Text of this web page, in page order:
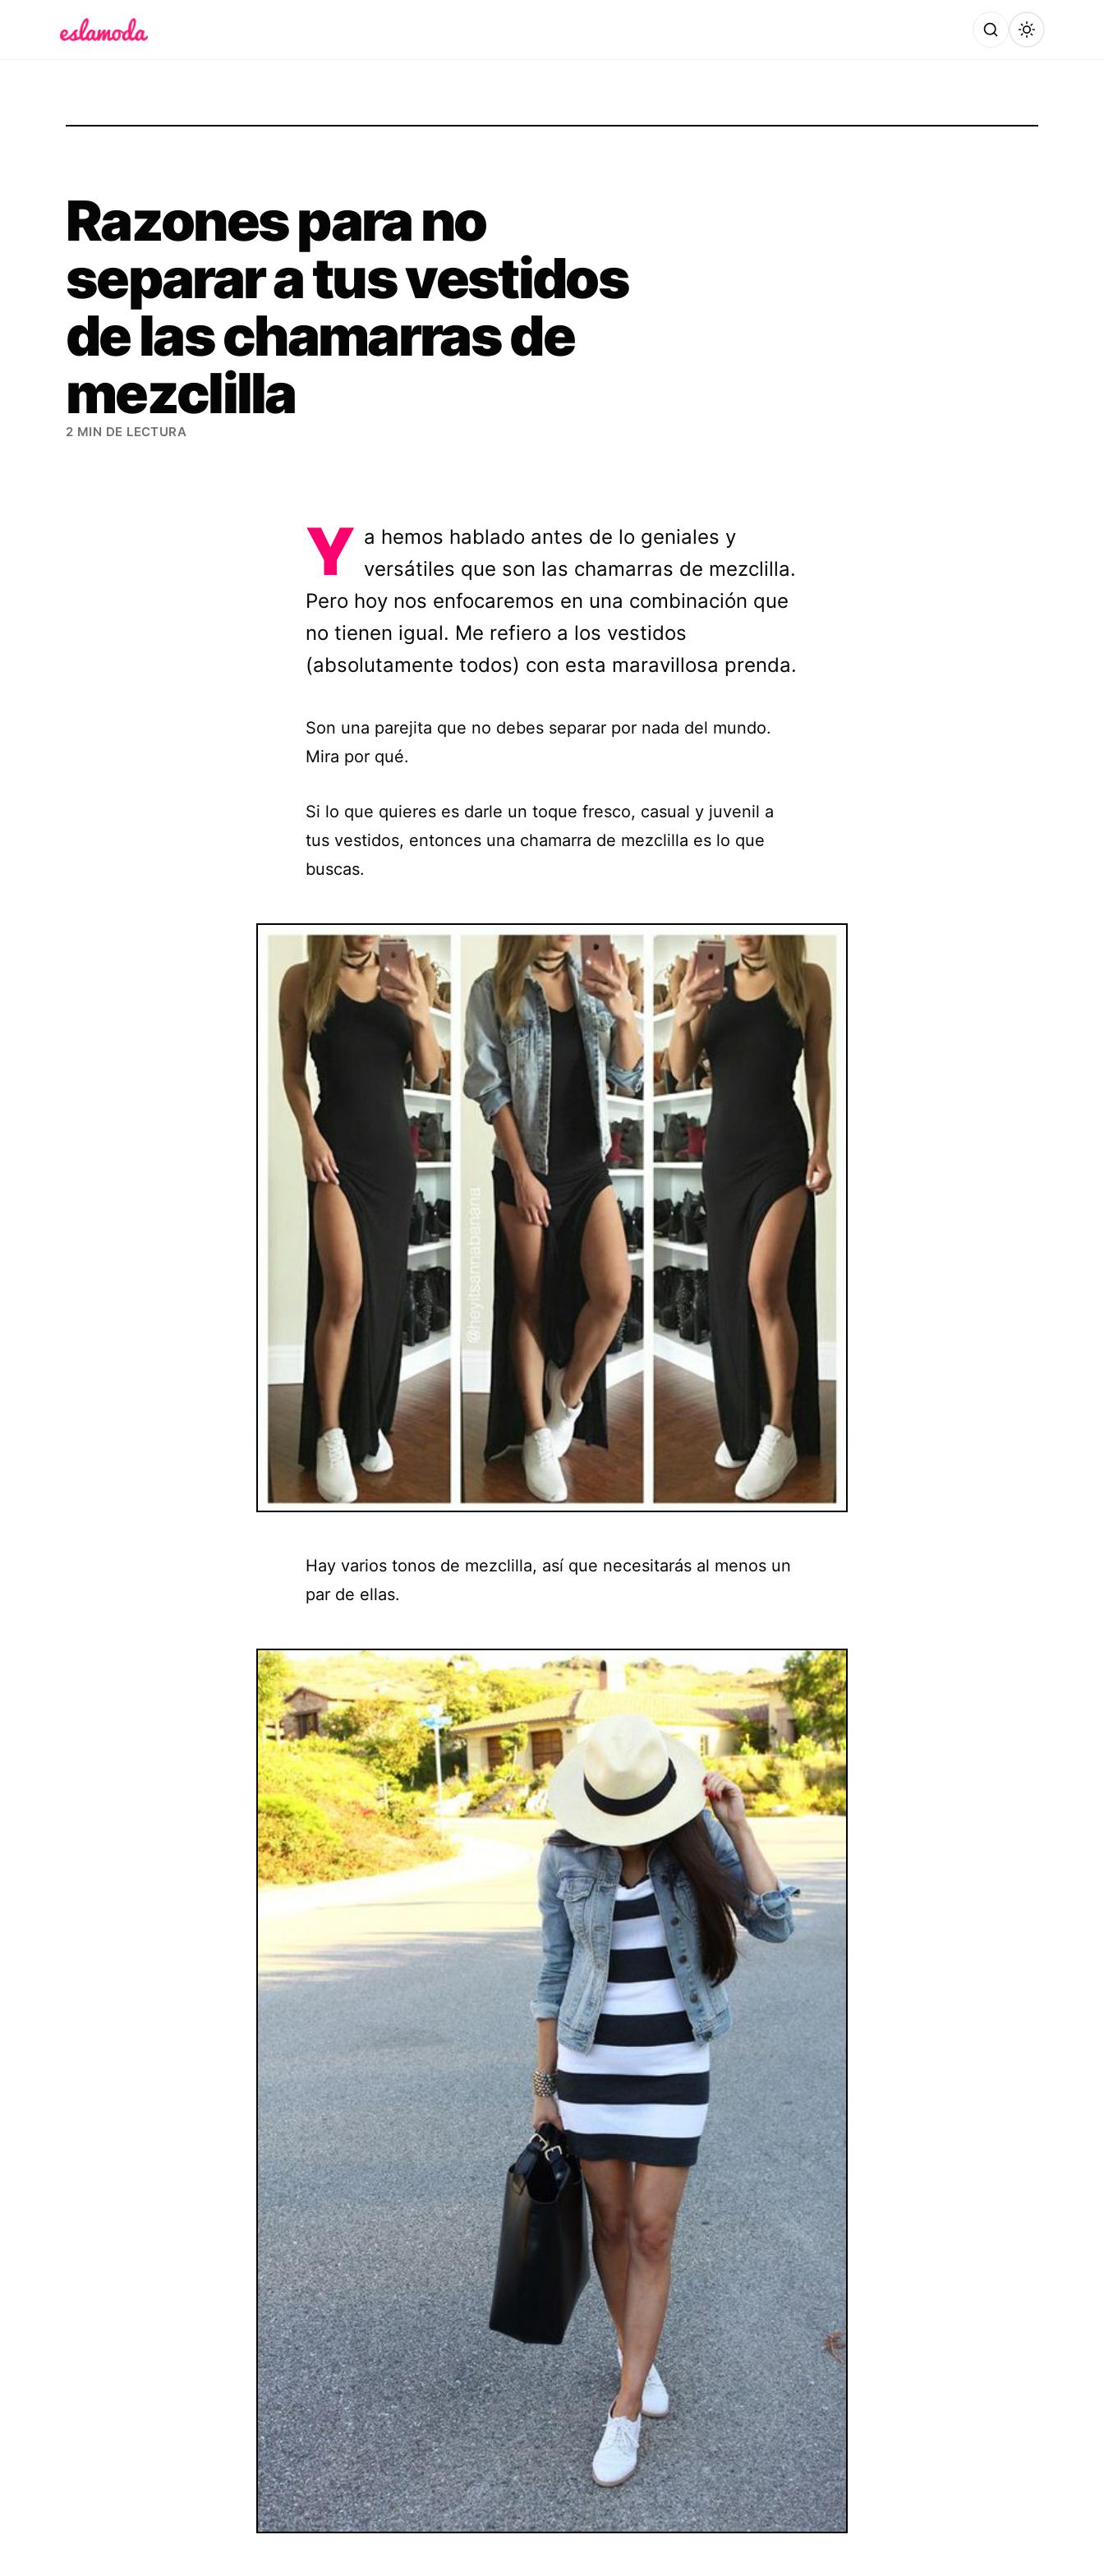
Razones para no
separar a tus vestidos
de las chamarras de
mezclilla
2 MIN DE LECTURA
Y a hemos hablado antes de lo geniales y
versátiles que son las chamarras de mezclilla.
Pero hoy nos enfocaremos en una combinación que
no tienen igual. Me refiero a los vestidos
(absolutamente todos) con esta maravillosa prenda.
Son una parejita que no debes separar por nada del mundo.
Mira por qué.
Si lo que quieres es darle un toque fresco, casual y juvenil a
tus vestidos, entonces una chamarra de mezclilla es lo que
buscas.
Hay varios tonos de mezclilla, así que necesitarás al menos un
par de ellas.